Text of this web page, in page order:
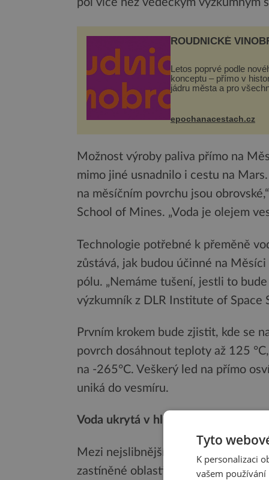
pól více než vědeckým výzkumným
ROUDNICKÉ
Letos poprvé podle
konceptu – přímo v
jádru města a pro
Husově náměstí.
se mohou těšit na víno,
pes...
epochanacestach.cz
Možnost výroby paliva přímo na
mimo jiné usnadnilo i cestu na
na měsíčním povrchu jsou
School of Mines. „Voda je olejem
Technologie potřebné k přeměně
zůstává, jak budou účinné na
pólu. „Nemáme tušení, jestli to
výzkumník z DLR Institute of Space
Prvním krokem bude zjistit, kde se
povrch dosáhnout teploty až 125
na -265°C. Veškerý led na přímo
uniká do vesmíru.
Voda ukrytá v hlubinách měsíčního
Mezi nejslibnější lokality, ve
zastíněné oblasti, jako jsou strmé,
Tyto
K personalizaci
vašem